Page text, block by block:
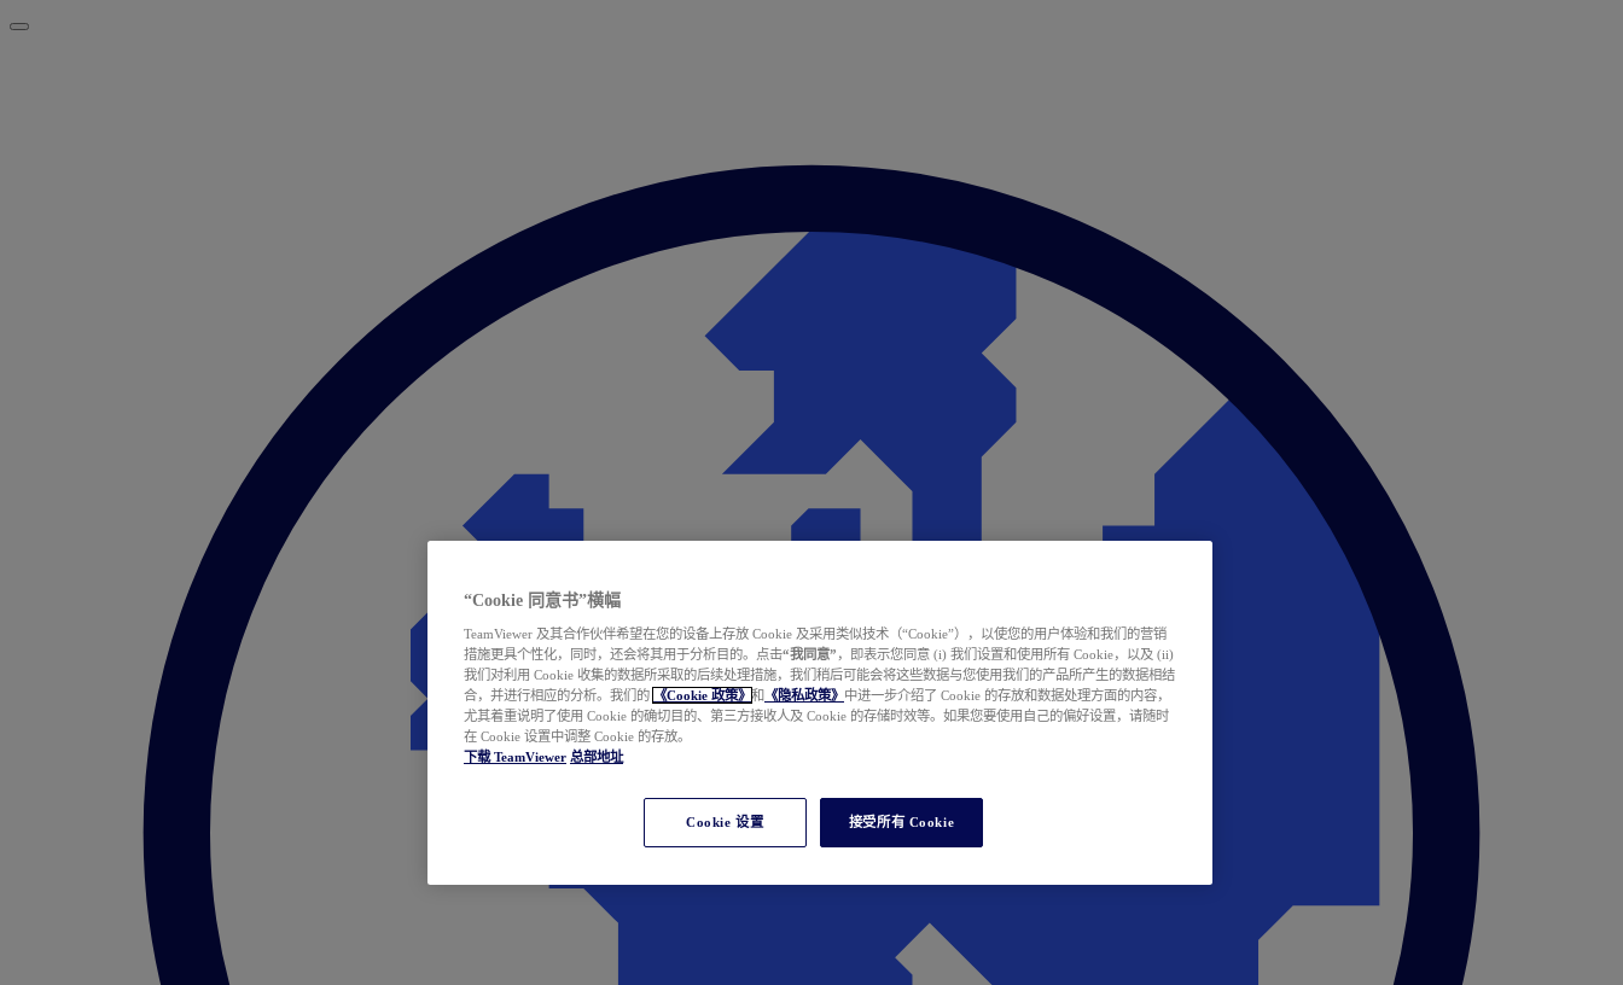
“Cookie 同意书”横幅
TeamViewer 及其合作伙伴希望在您的设备上存放 Cookie 及采用类似技术（“Cookie”），以使您的用户体验和我们的营销
措施更具个性化，同时，还会将其用于分析目的。点击“我同意” ，即表示您同意 (i) 我们设置和使用所有 Cookie，以及 (ii)
我们对利用 Cookie 收集的数据所采取的后续处理措施，我们稍后可能会将这些数据与您使用我们的产品所产生的数据相结
合，并进行相应的分析。我们的
《Cookie 政策》 和 《隐私政策》 中进一步介绍了 Cookie 的存放和数据处理方面的内容，
尤其着重说明了使用 Cookie 的确切目的、第三方接收人及 Cookie 的存储时效等。如果您要使用自己的偏好设置，请随时
在 Cookie 设置中调整 Cookie 的存放。
下载 TeamViewer 总部地址
Cookie 设置 接受所有 Cookie